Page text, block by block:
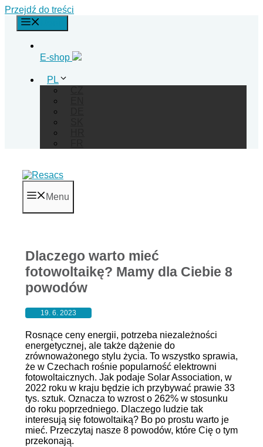
Przejdź do treści
E-shop
PL
Menu
Dlaczego warto mieć
fotowoltaikę? Mamy dla Ciebie 8
powodów
19. 6. 2023
Rosnące ceny energii, potrzeba niezależności
energetycznej, ale także dążenie do
zrównoważonego stylu życia. To wszystko sprawia,
że ​​w Czechach rośnie popularność elektrowni
fotowoltaicznych. Jak podaje Solar Association, w
2022 roku w kraju będzie ich przybywać prawie 33
tys. sztuk. Oznacza to wzrost o 262% w stosunku
do roku poprzedniego. Dlaczego ludzie tak
interesują się fotowoltaiką? Bo po prostu warto je
mieć. Przeczytaj nasze 8 powodów, które Cię o tym
przekonają.